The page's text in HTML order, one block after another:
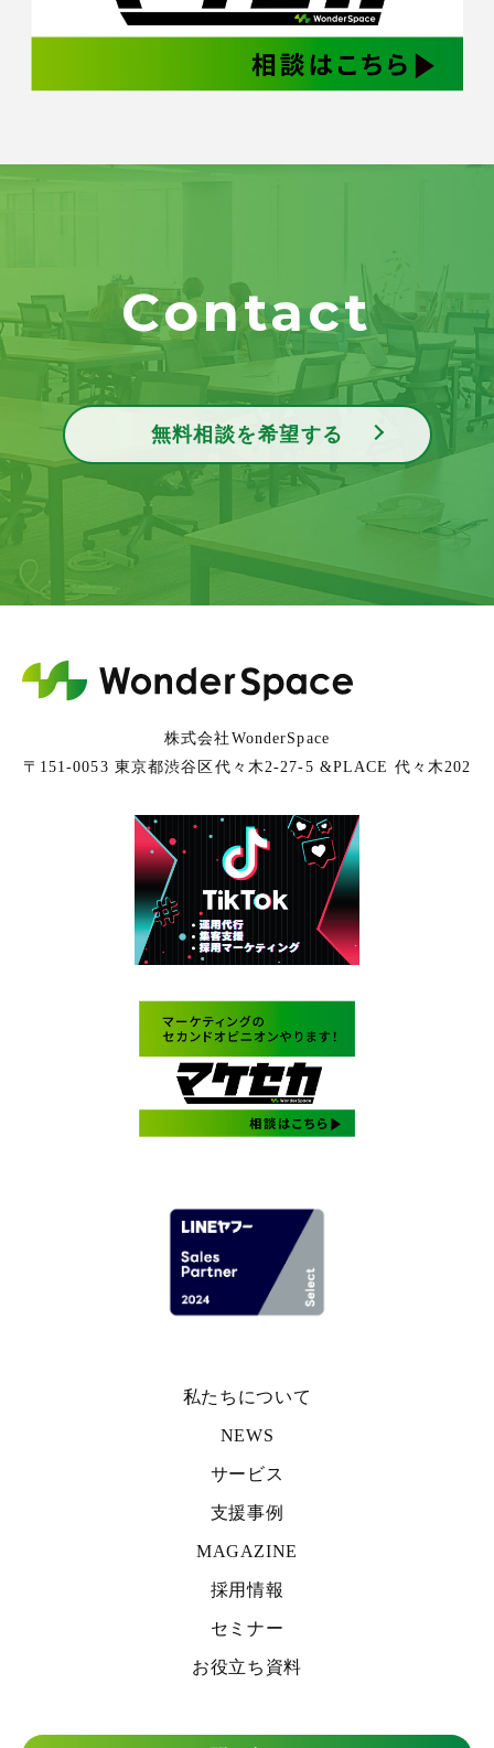
Contact
無料相談を希望する
株式会社WonderSpace
〒151-0053 東京都渋谷区代々木2-27-5 &PLACE 代々木202
私たちについて
NEWS
サービス
支援事例
MAGAZINE
採用情報
セミナー
お役立ち資料